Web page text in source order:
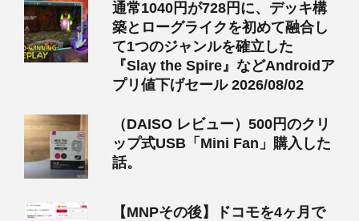
通常1040円が728円に、デッキ構
築とローグライクを初めて融合し
て1つのジャンルを確立した
『Slay the Spire』などAndroidア
プリ値下げセール 2026/08/02
（DAISO レビュー）500円のクリ
ップ式USB「Mini Fan」購入した
話。
【MNPその後】ドコモを4ヶ月で